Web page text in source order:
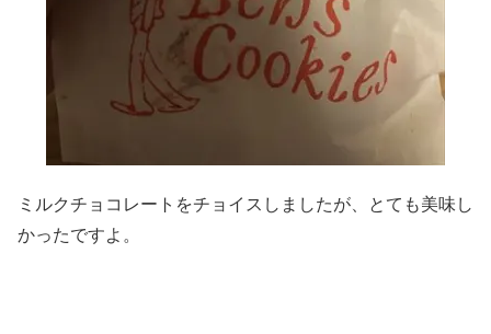
ミルクチョコレートをチョイスしましたが、とても美味し
かったですよ。